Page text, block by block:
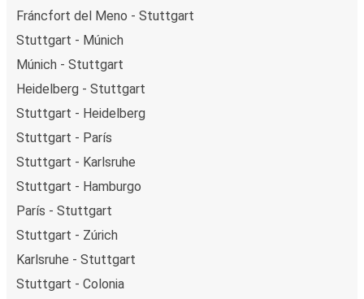
Fráncfort del Meno - Stuttgart
Stuttgart - Múnich
Múnich - Stuttgart
Heidelberg - Stuttgart
Stuttgart - Heidelberg
Stuttgart - París
Stuttgart - Karlsruhe
Stuttgart - Hamburgo
París - Stuttgart
Stuttgart - Zúrich
Karlsruhe - Stuttgart
Stuttgart - Colonia